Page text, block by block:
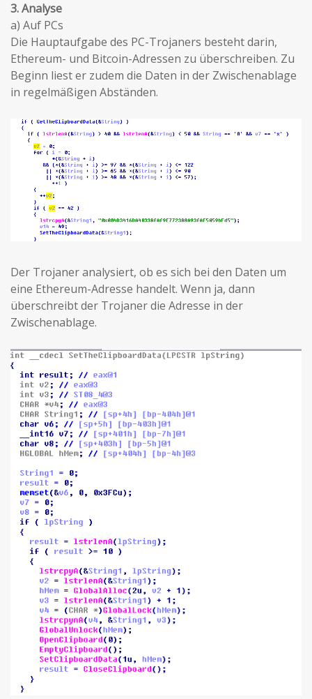
3. Analyse
a) Auf PCs
Die Hauptaufgabe des PC-Trojaners besteht darin,
Ethereum- und Bitcoin-Adressen zu überschreiben. Zu
Beginn liest er zudem die Daten in der Zwischenablage
in regelmäßigen Abständen.
Der Trojaner analysiert, ob es sich bei den Daten um
eine Ethereum-Adresse handelt. Wenn ja, dann
überschreibt der Trojaner die Adresse in der
Zwischenablage.